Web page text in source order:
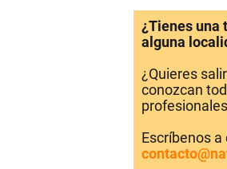
¿Tienes una
alguna
¿Quieres
conozcan
Escríbenos